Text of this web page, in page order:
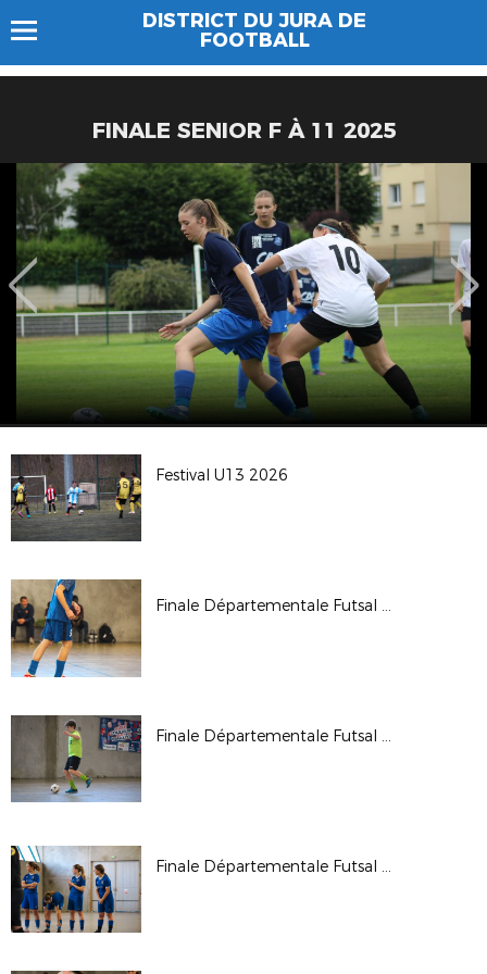
DISTRICT DU JURA DE
FOOTBALL
FINALE SENIOR F À 11 2025
Festival U13 2026
Finale Départementale Futsal U18G 2026
Finale Départementale Futsal U15G 2026
Finale Départementale Futsal U18F 2026